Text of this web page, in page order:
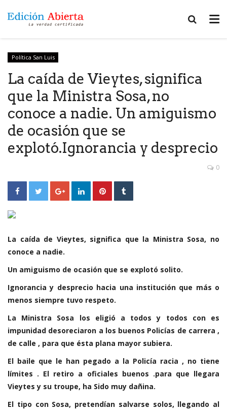
Política San Luis
La caída de Vieytes, significa
que la Ministra Sosa, no
conoce a nadie. Un amiguismo
de ocasión que se
explotó.Ignorancia y desprecio
0
La caída de Vieytes, significa que la Ministra Sosa, no
conoce a nadie.
Un amiguismo de ocasión que se explotó solito.
Ignorancia y desprecio hacia una institución que más o
menos siempre tuvo respeto.
La Ministra Sosa los eligió a todos y todos con es
impunidad desoreciaron a los buenos Policías de carrera ,
de calle , para que ésta plana mayor subiera.
El baile que le han pegado a la Policía racia , no tiene
límites . El retiro a oficiales buenos .para que llegara
Vieytes y su troupe, ha Sido muy dañina.
El tipo con Sosa, pretendían salvarse solos, llegando al